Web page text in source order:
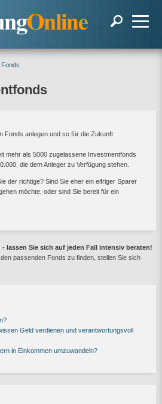
Fonds anlegen und so für die Zukunft
mehr als 5000 zugelassene Investmentfonds
die dem Anleger zu Verfügung stehen.
der richtige? Sind Sie eher ein eifriger Sparer
möchte, oder sind Sie bereit für ein
lassen Sie sich auf jeden Fall intensiv beraten!
passenden Fonds zu finden, stellen Sie sich
Geld verdienen und verantwortungsvoll
in Einkommen umzuwandeln?